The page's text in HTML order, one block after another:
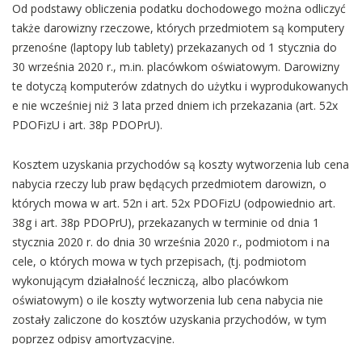
Od podstawy obliczenia podatku dochodowego można odliczyć
także darowizny rzeczowe, których przedmiotem są komputery
przenośne (laptopy lub tablety) przekazanych od 1 stycznia do
30 września 2020 r., m.in. placówkom oświatowym. Darowizny
te dotyczą komputerów zdatnych do użytku i wyprodukowanych
e nie wcześniej niż 3 lata przed dniem ich przekazania (art. 52x
PDOFizU i art. 38p PDOPrU).
Kosztem uzyskania przychodów są koszty wytworzenia lub cena
nabycia rzeczy lub praw będących przedmiotem darowizn, o
których mowa w art. 52n i art. 52x PDOFizU (odpowiednio art.
38g i art. 38p PDOPrU), przekazanych w terminie od dnia 1
stycznia 2020 r. do dnia 30 września 2020 r., podmiotom i na
cele, o których mowa w tych przepisach, (tj. podmiotom
wykonującym działalność leczniczą, albo placówkom
oświatowym) o ile koszty wytworzenia lub cena nabycia nie
zostały zaliczone do kosztów uzyskania przychodów, w tym
poprzez odpisy amortyzacyjne.